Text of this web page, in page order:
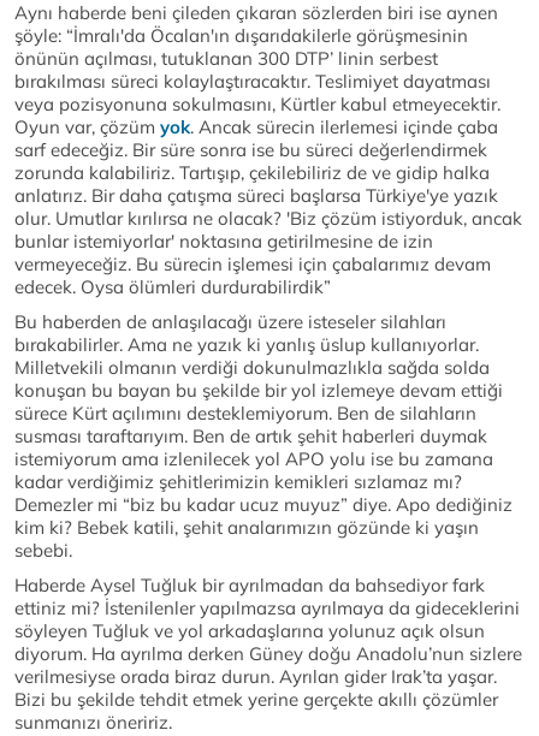
Aynı haberde beni çileden çıkaran sözlerden biri ise aynen
şöyle: “İmralı'da Öcalan'ın dışarıdakilerle görüşmesinin
önünün açılması, tutuklanan 300 DTP’ linin serbest
bırakılması süreci kolaylaştıracaktır. Teslimiyet dayatması
veya pozisyonuna sokulmasını, Kürtler kabul etmeyecektir.
Oyun var, çözüm yok. Ancak sürecin ilerlemesi içinde çaba
sarf edeceğiz. Bir süre sonra ise bu süreci değerlendirmek
zorunda kalabiliriz. Tartışıp, çekilebiliriz de ve gidip halka
anlatırız. Bir daha çatışma süreci başlarsa Türkiye'ye yazık
olur. Umutlar kırılırsa ne olacak? 'Biz çözüm istiyorduk, ancak
bunlar istemiyorlar' noktasına getirilmesine de izin
vermeyeceğiz. Bu sürecin işlemesi için çabalarımız devam
edecek. Oysa ölümleri durdurabilirdik”
Bu haberden de anlaşılacağı üzere isteseler silahları
bırakabilirler. Ama ne yazık ki yanlış üslup kullanıyorlar.
Milletvekili olmanın verdiği dokunulmazlıkla sağda solda
konuşan bu bayan bu şekilde bir yol izlemeye devam ettiği
sürece Kürt açılımını desteklemiyorum. Ben de silahların
susması taraftarıyım. Ben de artık şehit haberleri duymak
istemiyorum ama izlenilecek yol APO yolu ise bu zamana
kadar verdiğimiz şehitlerimizin kemikleri sızlamaz mı?
Demezler mi “biz bu kadar ucuz muyuz” diye. Apo dediğiniz
kim ki? Bebek katili, şehit analarımızın gözünde ki yaşın
sebebi.
Haberde Aysel Tuğluk bir ayrılmadan da bahsediyor fark
ettiniz mi? İstenilenler yapılmazsa ayrılmaya da gideceklerini
söyleyen Tuğluk ve yol arkadaşlarına yolunuz açık olsun
diyorum. Ha ayrılma derken Güney doğu Anadolu’nun sizlere
verilmesiyse orada biraz durun. Ayrılan gider Irak’ta yaşar.
Bizi bu şekilde tehdit etmek yerine gerçekte akıllı çözümler
sunmanızı öneririz.